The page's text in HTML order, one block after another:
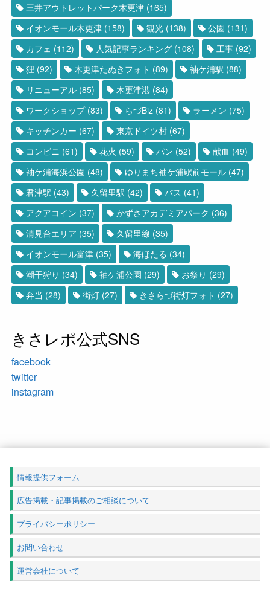
三井アウトレットパーク木更津 (165)
イオンモール木更津 (158) 観光 (138) 公園 (131)
カフェ (112) 人気記事ランキング (108) 工事 (92)
狸 (92) 木更津たぬきフォト (89) 袖ケ浦駅 (88)
リニューアル (85) 木更津港 (84)
ワークショップ(83) らづBiz (81) ラーメン (75)
キッチンカー (67) 東京ドイツ村 (67)
コンビニ (61) 花火 (59) パン (52) 献血 (49)
袖ケ浦海浜公園 (48) ゆりまち袖ケ浦駅前モール (47)
君津駅 (43) 久留里駅 (42) バス (41)
アクアコイン (37) かずさアカデミアパーク (36)
清見台エリア (35) 久留里線 (35)
イオンモール富津 (35) 海ほたる (34)
潮干狩り (34) 袖ケ浦公園 (29) お祭り (29)
弁当 (28) 街灯 (27) きさらづ街灯フォト (27)
きさレポ公式SNS
facebook
twitter
instagram
情報提供フォーム
広告掲載・記事掲載のご相談について
プライバシーポリシー
お問い合わせ
運営会社について